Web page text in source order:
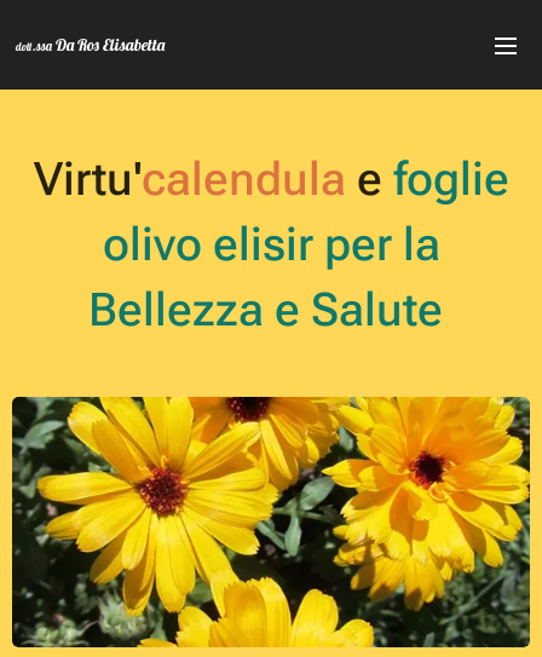
dott.ssa Da Ros Elisabetta
Virtu'calendula e foglie
olivo elisir per la
Bellezza e Salute